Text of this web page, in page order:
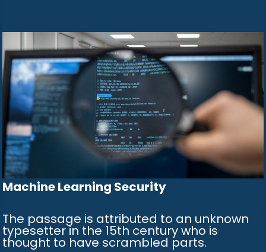
Machine Learning Security
The passage is attributed to an unknown
typesetter in the 15th century who is
thought to have scrambled parts.